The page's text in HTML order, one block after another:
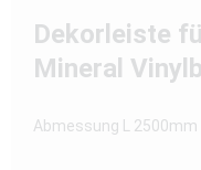
Dekorleiste
Mineral
Abmessung L